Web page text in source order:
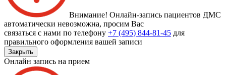
Внимание! Онлайн-запись пациентов ДМС
автоматически невозможна, просим Вас
связаться с нами по телефону +7 (495) 844-81-45 для
правильного оформления вашей записи
Закрыть
Онлайн запись на прием